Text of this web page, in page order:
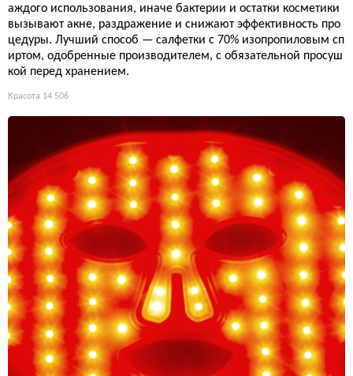
аждого использования, иначе бактерии и остатки косметики
вызывают акне, раздражение и снижают эффективность про
цедуры. Лучший способ — салфетки с 70% изопропиловым сп
иртом, одобренные производителем, с обязательной просуш
кой перед хранением.
Красота 14 506